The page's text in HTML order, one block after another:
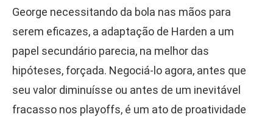
George necessitando da bola nas mãos para
serem eficazes, a adaptação de Harden a um
papel secundário parecia, na melhor das
hipóteses, forçada. Negociá-lo agora, antes que
seu valor diminuísse ou antes de um inevitável
fracasso nos playoffs, é um ato de proatividade